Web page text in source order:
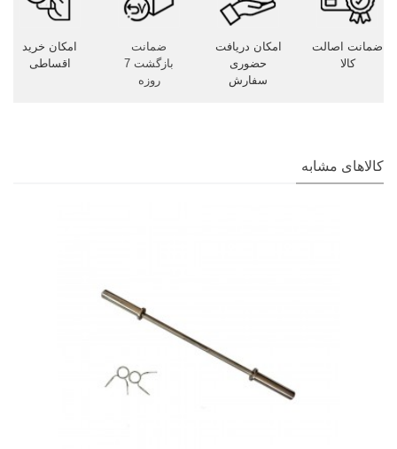
ضمانت اصالت
کالا
امکان دریافت
حضوری
سفارش
ضمانت
بازگشت 7
روزه
امکان خرید
اقساطی
کالاهای مشابه